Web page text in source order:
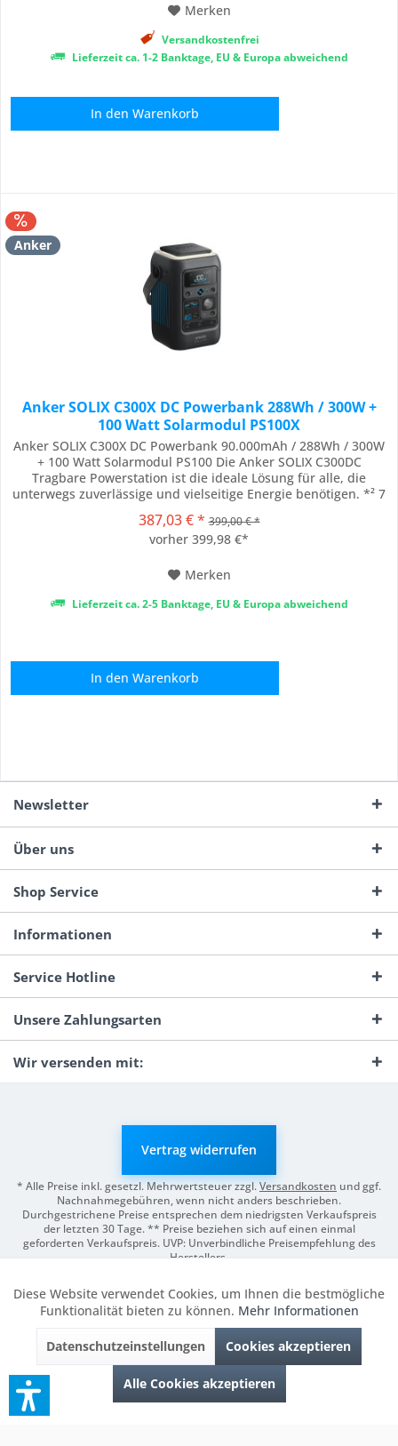
Merken
Versandkostenfrei
Lieferzeit ca. 1-2 Banktage, EU & Europa abweichend
In den Warenkorb
Anker
Anker SOLIX C300X DC Powerbank 288Wh / 300W +
100 Watt Solarmodul PS100X
Anker SOLIX C300X DC Powerbank 90.000mAh / 288Wh / 300W
+ 100 Watt Solarmodul PS100 Die Anker SOLIX C300DC
Tragbare Powerstation ist die ideale Lösung für alle, die
unterwegs zuverlässige und vielseitige Energie benötigen. *² 7
Solareingangsleistung schnelles beidseitiges Laden mit 140W
integrierte Beleuchtung Smarte App-Steuerung via...
387,03 € * 399,00 € *
vorher 399,98 €*
Merken
Lieferzeit ca. 2-5 Banktage, EU & Europa abweichend
In den Warenkorb
Newsletter
Über uns
Shop Service
Informationen
Service Hotline
Unsere Zahlungsarten
Wir versenden mit:
Vertrag widerrufen
* Alle Preise inkl. gesetzl. Mehrwertsteuer zzgl.Versandkosten und ggf.
Nachnahmegebühren, wenn nicht anders beschrieben.
Durchgestrichene Preise entsprechen dem niedrigsten Verkaufspreis
der letzten 30 Tage. ** Preise beziehen sich auf einen einmal
geforderten Verkaufspreis. UVP: Unverbindliche Preisempfehlung des
Herstellers.
Funktionale Aktiv
Marketing Inaktiv
Tracking Inaktiv
Diese Website verwendet Cookies, um Ihnen die bestmögliche
Funktionalität bieten zu können. Mehr Informationen
Datenschutzeinstellungen Cookies akzeptieren
Alle Cookies akzeptieren